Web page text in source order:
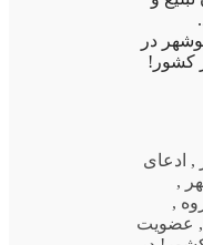
در
کشور!
, ادعای
,
,
, عضویت